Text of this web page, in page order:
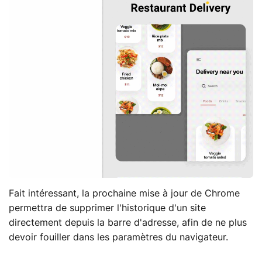
Fait intéressant, la prochaine mise à jour de Chrome
permettra de supprimer l'historique d'un site
directement depuis la barre d'adresse, afin de ne plus
devoir fouiller dans les paramètres du navigateur.